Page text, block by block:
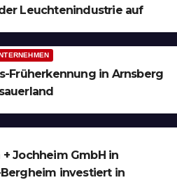
Leuchtenindustrie auf
Früherkennung in Arnsberg
Jochheim GmbH in
investiert in